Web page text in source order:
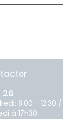
26
8:00 - 12:30 /
à 17h30